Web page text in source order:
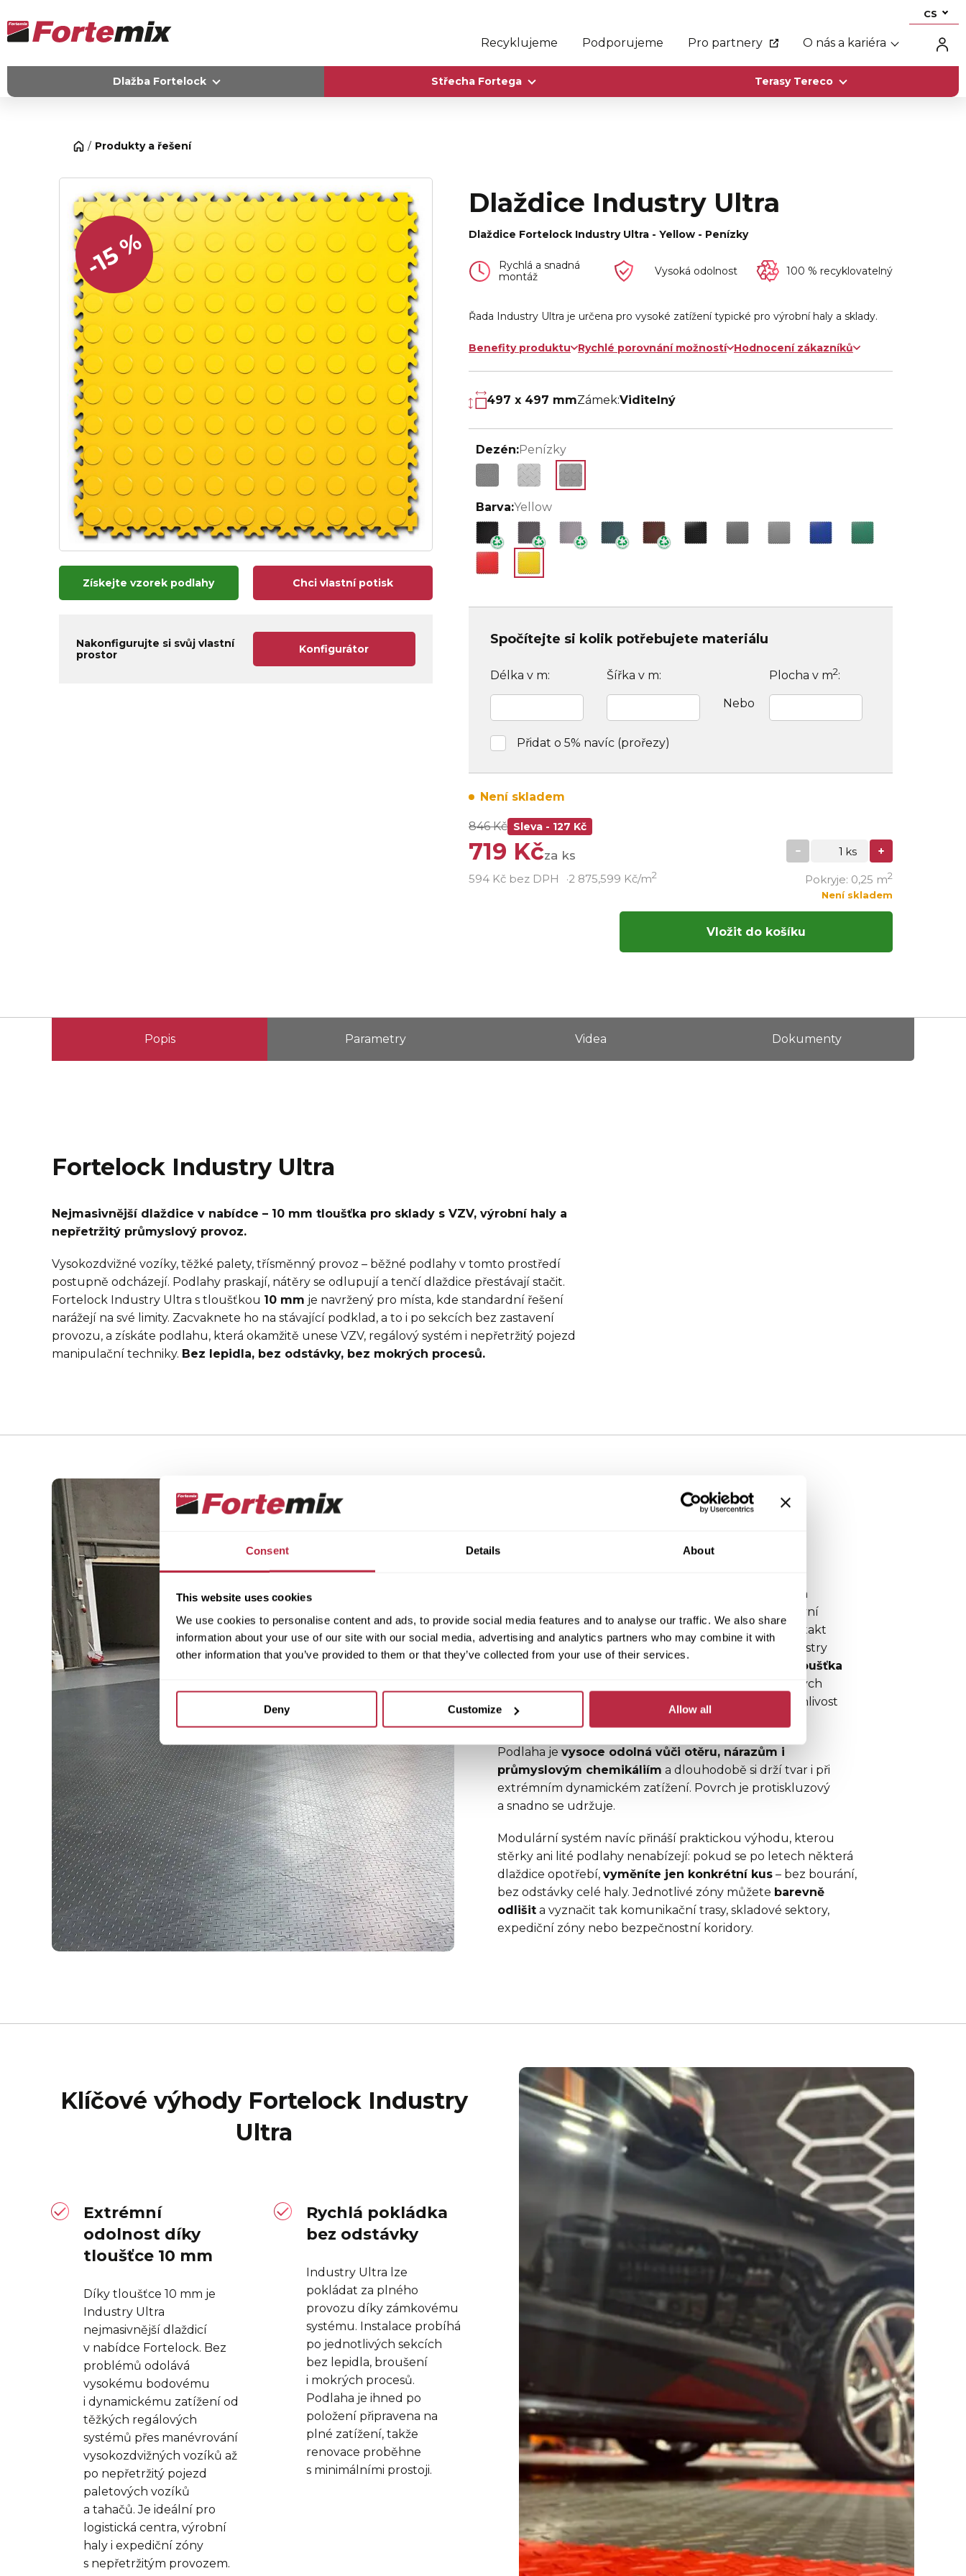
Consent Details About
This website uses cookies
We use cookies to personalise content and ads, to provide social media features and to analyse our traffic. We also share
information about your use of our site with our social media, advertising and analytics partners who may combine it with
other information that you’ve provided to them or that they’ve collected from your use of their services.
Deny Customize Allow all
CS
Recyklujeme Podporujeme Pro partnery O nás a kariéra
Dlažba Fortelock Střecha Fortega Terasy Tereco
Produkty a řešení
Dlaždice Industry Ultra
Dlaždice Fortelock Industry Ultra - Yellow - Penízky
Rychlá a snadná
montáž
Vysoká odolnost 100 % recyklovatelný
-15 %
Získejte vzorek podlahy Chci vlastní potisk
Nakonfigurujte si svůj vlastní
prostor
Konfigurátor
Řada Industry Ultra je určena pro vysoké zatížení typické pro výrobní haly a sklady.
Benefity produktu Rychlé porovnání možností Hodnocení zákazníků
497 x 497 mmZámek:Viditelný
Dezén:Penízky
Barva:Yellow
Spočítejte si kolik potřebujete materiálu
Délka v m: Šířka v m:
Nebo
Plocha v m2:
Přidat o 5% navíc (prořezy)
Není skladem
846 Kč Sleva - 127 Kč
719 Kčza ks
594 Kč bez DPH 2 875,599 Kč/m2 Pokryje: 0,25 m2
Není skladem
Vložit do košíku
Popis Parametry Videa Dokumenty
Fortelock Industry Ultra
Nejmasivnější dlaždice v nabídce – 10 mm tloušťka pro sklady s VZV, výrobní haly a
nepřetržitý průmyslový provoz.
Vysokozdvižné vozíky, těžké palety, třísměnný provoz – běžné podlahy v tomto prostředí
postupně odcházejí. Podlahy praskají, nátěry se odlupují a tenčí dlaždice přestávají stačit.
Fortelock Industry Ultra s tloušťkou 10 mm je navržený pro místa, kde standardní řešení
narážejí na své limity. Zacvaknete ho na stávající podklad, a to i po sekcích bez zastavení
provozu, a získáte podlahu, která okamžitě unese VZV, regálový systém i nepřetržitý pojezd
manipulační techniky. Bez lepidla, bez odstávky, bez mokrých procesů.
Podlaha do extrémních
podmínek
Ve skladech, logistických centrech a výrobních halách
s nepřetržitým provozem se na podlaze střídá intenzivní
mechanické namáhání, pojezdy těžké techniky a kontakt
s chemikáliemi. Právě pro tato místa je Fortelock Industry
Ultra navržený. Klíčem k jeho výkonu je
jedinečná tloušťka
– výrazně více než u standardních průmyslových
dlaždic – která zajišťuje vyšší odolnost, stabilitu a trvanlivost
i tam, kde konvenční řešení postupně selhávají.
Podlaha je vysoce odolná vůči otěru, nárazům i
průmyslovým chemikáliím a dlouhodobě si drží tvar i při
extrémním dynamickém zatížení. Povrch je protiskluzový
a snadno se udržuje.
Modulární systém navíc přináší praktickou výhodu, kterou
stěrky ani lité podlahy nenabízejí: pokud se po letech některá
dlaždice opotřebí, vyměníte jen konkrétní kus – bez bourání,
bez odstávky celé haly. Jednotlivé zóny můžete barevně
odlišit a vyznačit tak komunikační trasy, skladové sektory,
expediční zóny nebo bezpečnostní koridory.
Klíčové výhody Fortelock Industry
Ultra
Extrémní
odolnost díky
tloušťce 10 mm
Díky tloušťce 10 mm je
Industry Ultra
nejmasivnější dlaždicí
v nabídce Fortelock. Bez
problémů odolává
vysokému bodovému
i dynamickému zatížení od
těžkých regálových
systémů přes manévrování
vysokozdvižných vozíků až
po nepřetržitý pojezd
paletových vozíků
a tahačů. Je ideální pro
logistická centra, výrobní
haly i expediční zóny
s nepřetržitým provozem.
Rychlá pokládka
bez odstávky
Industry Ultra lze
pokládat za plného
provozu díky zámkovému
systému. Instalace probíhá
po jednotlivých sekcích
bez lepidla, broušení
i mokrých procesů.
Podlaha je ihned po
položení připravena na
plné zatížení, takže
renovace proběhne
s minimálními prostoji.